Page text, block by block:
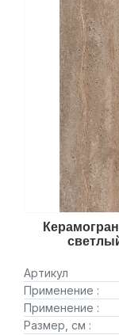
Артикул
Применение :
Применение :
Размер, см :